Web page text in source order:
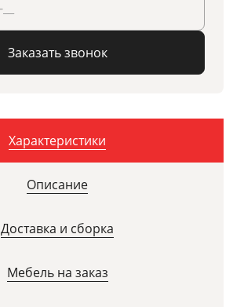
Заказать звонок
Характеристики
Описание
Доставка и сборка
Мебель на заказ